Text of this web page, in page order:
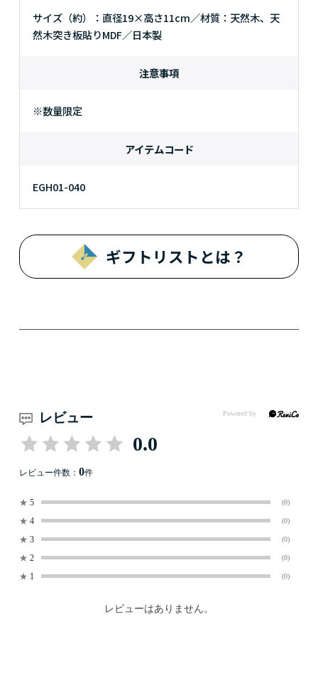
サイズ（約）：直径19×高さ11cm／材質：天然木、天
然木突き板貼りMDF／日本製
注意事項
※数量限定
アイテムコード
EGH01-040
ギフトリストとは？
レビュー
0.0
レビュー件数： 0件
★ 5 (0)
★ 4 (0)
★ 3 (0)
★ 2 (0)
★ 1 (0)
レビューはありません。